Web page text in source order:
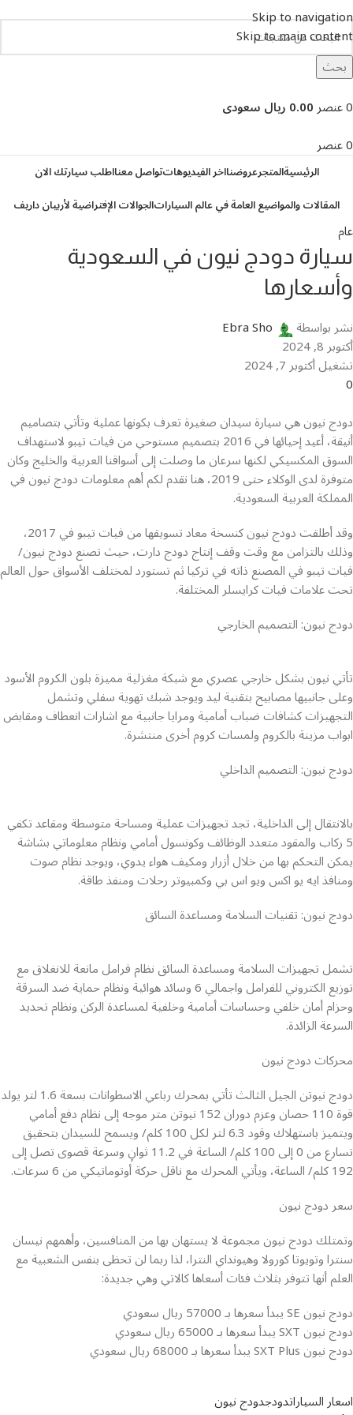
Skip to navigation
Skip to main content
بحث
0عنصر0.00 ريال سعودى
0عنصر
الرئيسيةالمتجرعروضنااخر الفيديوهاتتواصل معنااطلب سيارتك الان
المقالات والمواضيع العامة في عالم السياراتالجوالات الإفتراضية لأربيان داريف
عام
سيارة دودج نيون في السعودية
وأسعارها
نشر بواسطة Ebra Sho
أكتوبر 8, 2024
تشغيل أكتوبر 7, 2024
0
دودج نيون هي سيارة سيدان صغيرة تعرف بكونها عملية وتأتي بتصاميم
أنيقة، أعيد إحيائها في 2016 بتصميم مستوحي من فيات تيبو لاستهداف
السوق المكسيكي لكنها سرعان ما وصلت إلى أسواقنا العربية والخليج وكان
متوفرة لدى الوكلاء حتى 2019، هنا نقدم لكم أهم معلومات دودج نيون في
المملكة العربية السعودية.
وقد أطلقت دودج نيون كنسخة معاد تسويقها من فيات تيبو في 2017،
وذلك بالتزامن مع وقت وقف إنتاج دودج دارت، حيث تصنع دودج نيون/
فيات تيبو في المصنع ذاته في تركيا ثم تستورد لمختلف الأسواق حول العالم
تحت علامات فيات كرايسلر المختلفة.
دودج نيون: التصميم الخارجي
تأتي نيون بشكل خارجي عصري مع شبكة مغزلية مميزة بلون الكروم الأسود
وعلى جانبيها مصابيح بتقنية ليد ويوجد شبك تهوية سفلي وتشمل
التجهيزات كشافات ضباب أمامية ومرايا جانبية مع اشارات انعطاف ومقابض
ابواب مزينة بالكروم ولمسات كروم أخرى منتشرة.
دودج نيون: التصميم الداخلي
بالانتقال إلى الداخلية، تجد تجهيزات عملية ومساحة متوسطة ومقاعد تكفي
5 ركاب والمقود متعدد الوظائف وكونسول أمامي ونظام معلوماتي بشاشة
يمكن التحكم بها من خلال أزرار ومكيف هواء يدوي، ويوجد نظام صوت
ومنافذ ايه يو اكس ويو اس بي وكمبيوتر رحلات ومنفذ طاقة.
دودج نيون: تقنيات السلامة ومساعدة السائق
تشمل تجهيزات السلامة ومساعدة السائق نظام فرامل مانعة للانغلاق مع
توزيع الكتروني للفرامل واجمالي 6 وسائد هوائية ونظام حماية ضد السرقة
وحزام أمان خلفي وحساسات أمامية وخلفية لمساعدة الركن ونظام تحديد
السرعة الزائدة.
محركات دودج نيون
دودج نيوتن الجيل الثالث تأتي بمحرك رباعي الاسطوانات بسعة 1.6 لتر يولد
قوة 110 حصان وعزم دوران 152 نيوتن متر موجه إلى نظام دفع أمامي
ويتميز باستهلاك وقود 6.3 لتر لكل 100 كلم/ ويسمح للسيدان بتحقيق
تسارع من 0 إلى 100 كلم/ الساعة في 11.2 ثوانٍ وسرعة قصوى تصل إلى
192 كلم/ الساعة، ويأتي المحرك مع ناقل حركة أوتوماتيكي من 6 سرعات.
سعر دودج نيون
وتمتلك دودج نيون مجموعة لا يستهان بها من المنافسين، وأهمهم نيسان
سنترا وتويوتا كورولا وهيونداي النترا، لذا ربما لن تحظى بنفس الشعبية مع
العلم أنها تتوفر بثلاث فئات أسعاها كالاتي وهي جديدة:
دودج نيون SE يبدأ سعرها بـ 57000 ريال سعودي
دودج نيون SXT يبدأ سعرها بـ 65000 ريال سعودي
دودج نيون SXT Plus يبدأ سعرها بـ 68000 ريال سعودي
اسعار السياراتدودجدودج نيون